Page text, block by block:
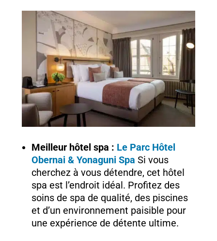
Meilleur hôtel spa : Le Parc Hôtel
Obernai & Yonaguni Spa Si vous
cherchez à vous détendre, cet hôtel
spa est l’endroit idéal. Profitez des
soins de spa de qualité, des piscines
et d’un environnement paisible pour
une expérience de détente ultime.